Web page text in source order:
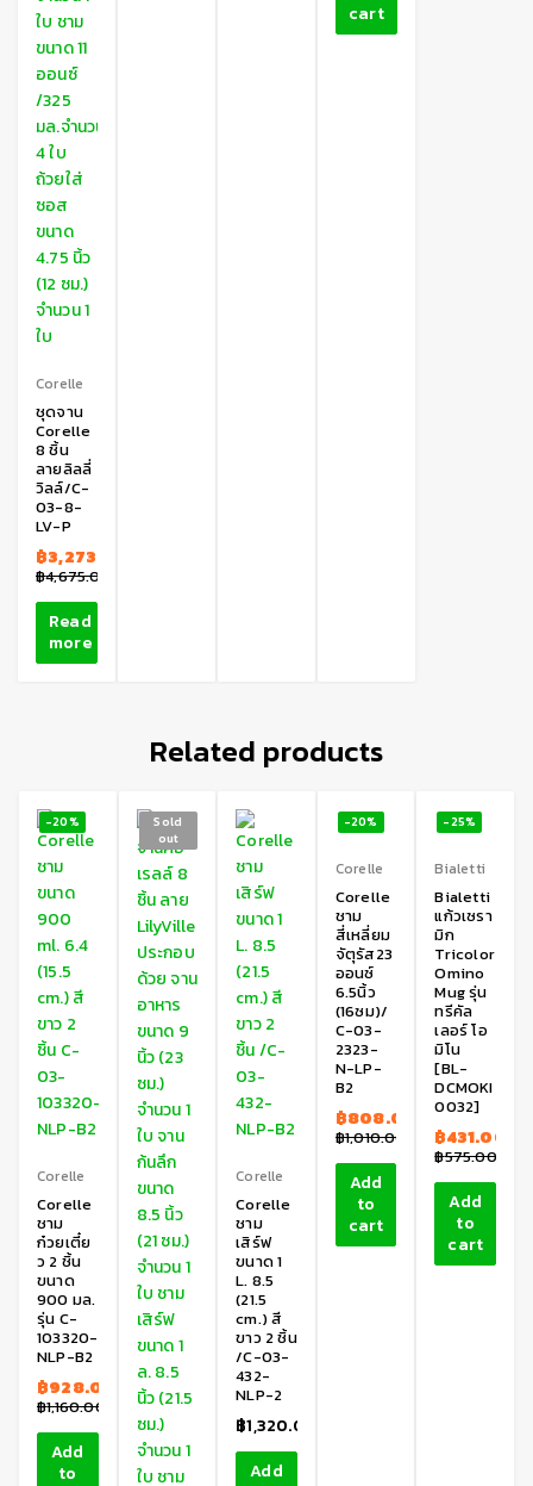
Corelle
ชุดจาน
Corelle
8 ชิ้น
ลายลิลลี่
วิลล์/C-
03-8-
LV-P
฿4,675.00
฿3,273.00
Read
more
cart
Related products
-20%
Corelle
Corelle
ชาม
ก๋วยเตี๋ย
ว 2 ชิ้น
ขนาด
900 มล.
รุ่น C-
103320-
NLP-B2
฿1,160.00
฿928.00
Add
to
Sold
out
Corelle
Corelle
ชาม
เสิร์ฟ
ขนาด 1
L. 8.5
(21.5
cm.) สี
ขาว 2 ชิ้น
/C-03-
432-
NLP-2
฿1,320.00
Add
-20%
Corelle
Corelle
ชาม
สี่เหลี่ยม
จัตุรัส23
ออนซ์
6.5นิ้ว
(16ซม)/
C-03-
2323-
N-LP-
B2
฿1,010.00
฿808.00
Add
to
cart
-25%
Bialetti
Bialetti
แก้วเซรา
มิก
Tricolor
Omino
Mug รุ่น
ทรีคัล
เลอร์ โอ
มิโน
[BL-
DCMOKI
0032]
฿575.00
฿431.00
Add
to
cart